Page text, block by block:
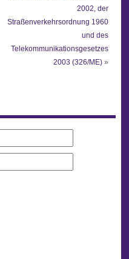
2002, der
Straßenverkehrsordnung 1960
und des
Telekommunikationsgesetzes
2003 (326/ME)»